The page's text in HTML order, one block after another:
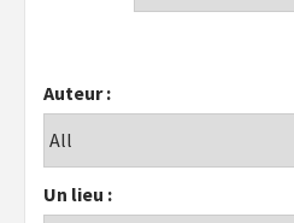
Auteur :
Un lieu :